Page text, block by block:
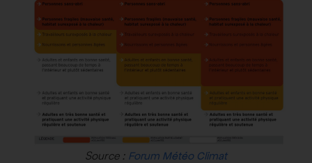
Source : Forum Météo Climat